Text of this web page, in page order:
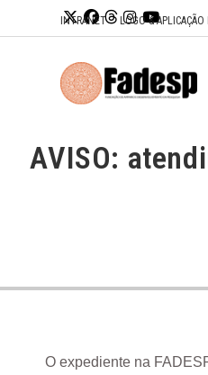
INTRANET LOGO & APLICAÇÃO
AVISO:
O expediente na